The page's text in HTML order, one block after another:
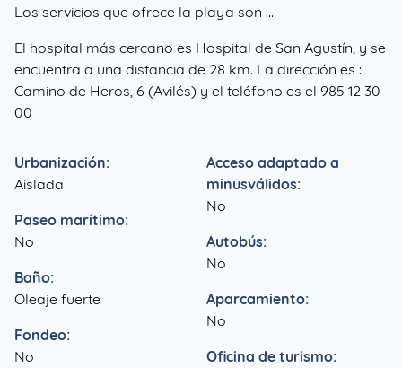
Los servicios que ofrece la playa son ...
El hospital más cercano es Hospital de San Agustín, y se
encuentra a una distancia de 28 km. La dirección es :
Camino de Heros, 6 (Avilés) y el teléfono es el 985 12 30
00
Urbanización:
Aislada
Paseo marítimo:
No
Baño:
Oleaje fuerte
Fondeo:
No
Acceso adaptado a
minusválidos:
No
Autobús:
No
Aparcamiento:
No
Oficina de turismo: